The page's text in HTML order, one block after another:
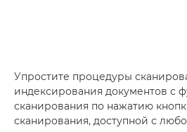
Упростите процедуры
индексирования документов с
сканирования по нажатию
сканирования, доступной с